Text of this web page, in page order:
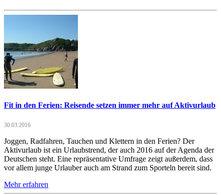
Fit in den Ferien: Reisende setzen immer mehr auf Aktivurlaub
30.03.2016
Joggen, Radfahren, Tauchen und Klettern in den Ferien? Der
Aktivurlaub ist ein Urlaubstrend, der auch 2016 auf der Agenda der
Deutschen steht. Eine repräsentative Umfrage zeigt außerdem, dass
vor allem junge Urlauber auch am Strand zum Sporteln bereit sind.
Mehr erfahren